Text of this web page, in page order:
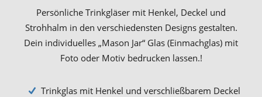
Persönliche Trinkgläser mit Henkel, Deckel und
Strohhalm in den verschiedensten Designs gestalten.
Dein individuelles „Mason Jar“ Glas (Einmachglas) mit
Foto oder Motiv bedrucken lassen.!
Trinkglas mit Henkel und verschließbarem Deckel